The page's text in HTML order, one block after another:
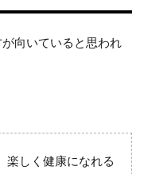
向いていると思われ
楽しく健康になれる